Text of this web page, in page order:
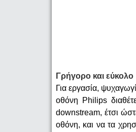
Γρήγορο και εύκολο
Για εργασία,
οθόνη Philips
downstream, έτσι
οθόνη, και να τα